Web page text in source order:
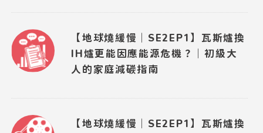
【地球燒緩慢｜SE2EP1】瓦斯爐換
IH爐更能因應能源危機？｜初級大
人的家庭減碳指南
【地球燒緩慢｜SE2EP1】瓦斯爐換